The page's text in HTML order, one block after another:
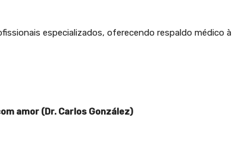
especializados, oferecendo respaldo médico à
amor (Dr. Carlos González)